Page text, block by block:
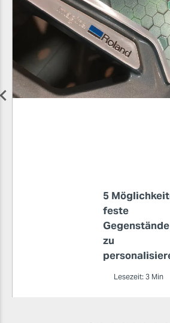
5
feste
Gegenstände
zu
Lesezeit: 3 Min